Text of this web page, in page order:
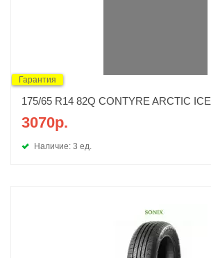
Гарантия
175/65 R14 82Q CONTYRE ARCTIC ICE
3070р.
Наличие: 3 ед.